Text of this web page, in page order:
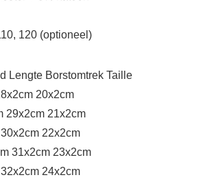
120 (optioneel)
Lengte Borstomtrek Taille
20x2cm
29x2cm 21x2cm
22x2cm
31x2cm 23x2cm
24x2cm